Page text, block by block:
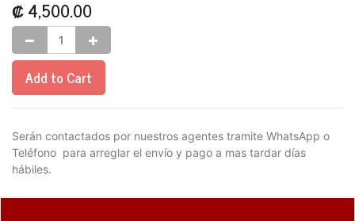
₡4,500.00
Add to Cart
Serán contactados por nuestros agentes tramite WhatsApp o
Teléfono para arreglar el envío y pago a mas tardar días
hábiles.